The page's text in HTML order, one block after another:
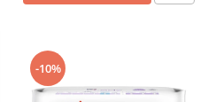
-10%